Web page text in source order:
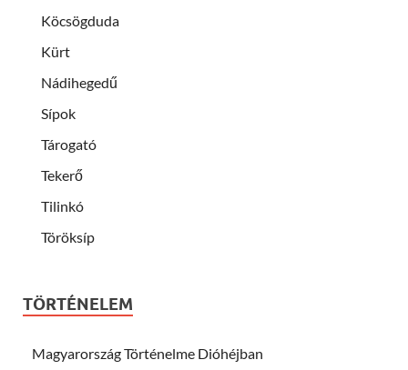
Köcsögduda
Kürt
Nádihegedű
Sípok
Tárogató
Tekerő
Tilinkó
Töröksíp
TÖRTÉNELEM
Magyarország Történelme Dióhéjban